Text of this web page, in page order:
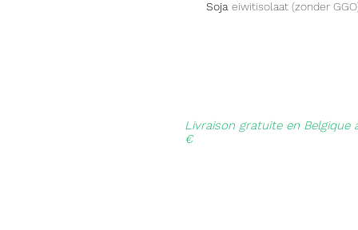
Soja eiwitisolaat (zonder
Livraison gratuite en Belgique
€